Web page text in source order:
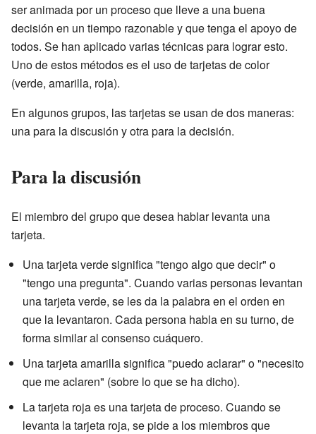
ser animada por un proceso que lleve a una buena
decisión en un tiempo razonable y que tenga el apoyo de
todos. Se han aplicado varias técnicas para lograr esto.
Uno de estos métodos es el uso de tarjetas de color
(verde, amarilla, roja).
En algunos grupos, las tarjetas se usan de dos maneras:
una para la discusión y otra para la decisión.
Para la discusión
El miembro del grupo que desea hablar levanta una
tarjeta.
Una tarjeta verde significa "tengo algo que decir" o
"tengo una pregunta". Cuando varias personas levantan
una tarjeta verde, se les da la palabra en el orden en
que la levantaron. Cada persona habla en su turno, de
forma similar al consenso cuáquero.
Una tarjeta amarilla significa "puedo aclarar" o "necesito
que me aclaren" (sobre lo que se ha dicho).
La tarjeta roja es una tarjeta de proceso. Cuando se
levanta la tarjeta roja, se pide a los miembros que